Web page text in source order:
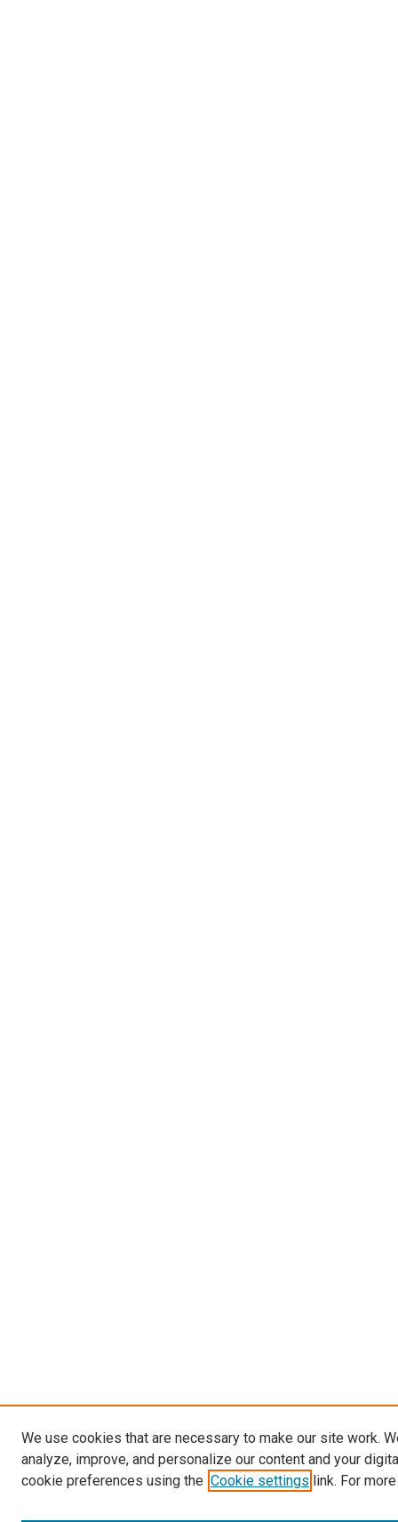
We use cookies that are necessary to make our site work.
analyze, improve, and personalize our content and your
cookie preferences using the Cookie settings link. For